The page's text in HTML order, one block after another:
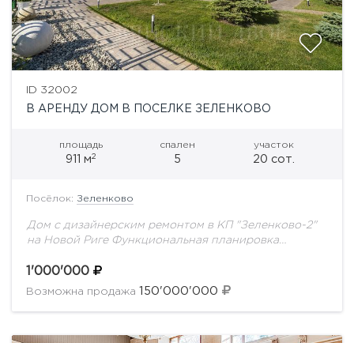
ID 32002
В АРЕНДУ ДОМ В ПОСЕЛКЕ ЗЕЛЕНКОВО
площадь
911 м2
спален
5
участок
20 сот.
Посёлок: Зеленково
Дом с дизайнерским ремонтом в КП "Зеленково-2"
на Новой Риге Функциональная планировка
большой семьи:1 этаж: холл, кухня, гостиная, 2
1'000'000
Возможна продажа 150'000'000